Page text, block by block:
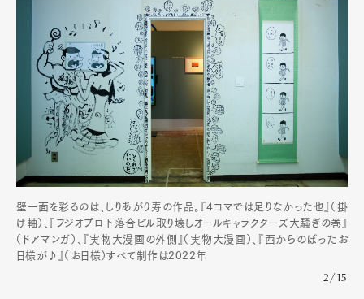
壁一面を彩るのは、しりあがり寿の作品。『4コマでは足りなかった也』（掛
け軸）、『フジオプロ下落合ビル取り壊しオールキャラクターズ大騒ぎの巻』
（ドアマンガ）、『実物大漫画の外側』（実物大漫画）、『西からのぼったお
日様が♪』（お日様）すべて制作は2022年
2/15